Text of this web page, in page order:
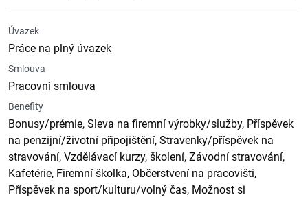
Úvazek
Práce na plný úvazek
Smlouva
Pracovní smlouva
Benefity
Bonusy/prémie, Sleva na firemní výrobky/služby, Příspěvek
na penzijní/životní připojištění, Stravenky/příspěvek na
stravování, Vzdělávací kurzy, školení, Závodní stravování,
Kafetérie, Firemní školka, Občerstvení na pracovišti,
Příspěvek na sport/kulturu/volný čas, Možnost si